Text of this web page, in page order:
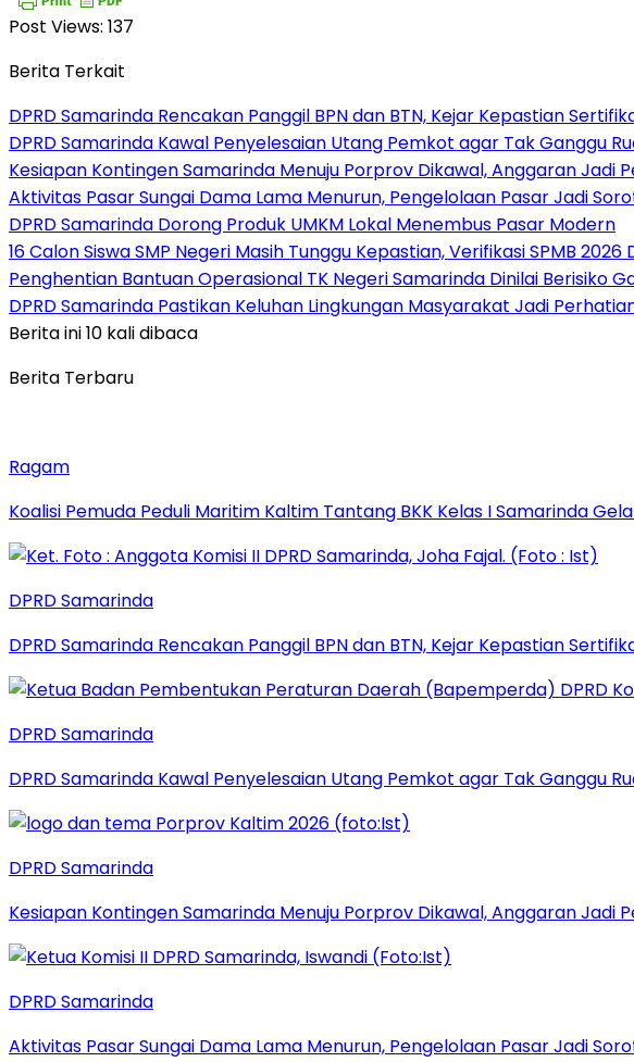
Post Views: 137
Berita Terkait
DPRD Samarinda Rencakan Panggil BPN dan BTN, Kejar Kepastian
DPRD Samarinda Kawal Penyelesaian Utang Pemkot agar Tak Ganggu
Kesiapan Kontingen Samarinda Menuju Porprov Dikawal, Anggaran Jadi
Aktivitas Pasar Sungai Dama Lama Menurun, Pengelolaan Pasar Jadi
DPRD Samarinda Dorong Produk UMKM Lokal Menembus Pasar Modern
16 Calon Siswa SMP Negeri Masih Tunggu Kepastian, Verifikasi SPMB 2026
Penghentian Bantuan Operasional TK Negeri Samarinda Dinilai Berisiko
DPRD Samarinda Pastikan Keluhan Lingkungan Masyarakat Jadi
Berita ini 10 kali dibaca
Berita Terbaru
Ragam
Koalisi Pemuda Peduli Maritim Kaltim Tantang BKK Kelas I Samarinda
DPRD Samarinda
DPRD Samarinda Rencakan Panggil BPN dan BTN, Kejar Kepastian
DPRD Samarinda
DPRD Samarinda Kawal Penyelesaian Utang Pemkot agar Tak Ganggu
DPRD Samarinda
Kesiapan Kontingen Samarinda Menuju Porprov Dikawal, Anggaran Jadi
DPRD Samarinda
Aktivitas Pasar Sungai Dama Lama Menurun, Pengelolaan Pasar Jadi